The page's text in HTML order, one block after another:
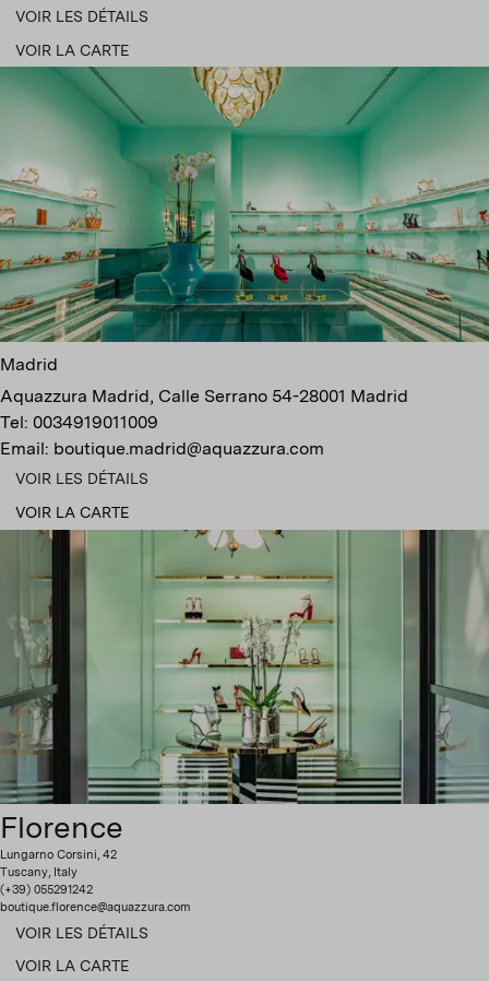
VOIR LES DÉTAILS
VOIR LA CARTE
Madrid
Aquazzura Madrid, Calle Serrano 54-28001 Madrid
Tel: 0034919011009
Email: boutique.madrid@aquazzura.com
VOIR LES DÉTAILS
VOIR LA CARTE
Florence
Lungarno Corsini, 42
Tuscany, Italy
(+39) 055291242
boutique.florence@aquazzura.com
VOIR LES DÉTAILS
VOIR LA CARTE